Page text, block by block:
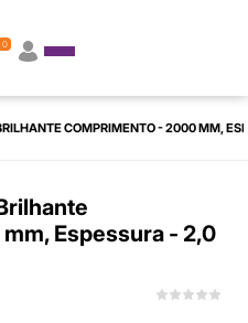
0
COMPRIMENTO - 2000 MM,
Espessura - 2,0